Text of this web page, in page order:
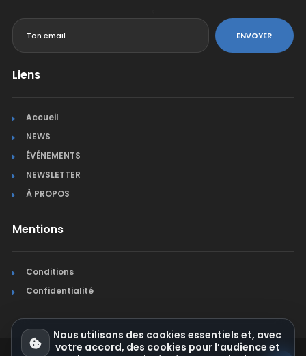
ENVOYER
Liens
Accueil
NEWS
ÉVÉNEMENTS
NEWSLETTER
À PROPOS
Mentions
Conditions
Confidentialité
Nous utilisons des cookies essentiels et, avec
votre accord, des cookies pour l’audience et